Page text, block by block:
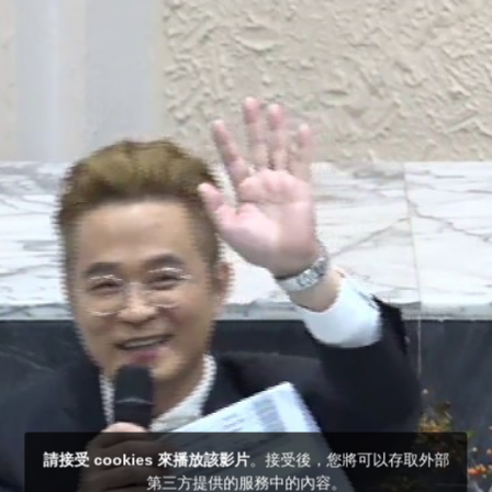
請接受 cookies 來播放該影片。接受後，您將可以存取外部
第三方提供的服務中的內容。